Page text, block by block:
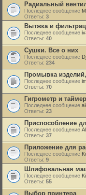
Радиальный
Последнее сообщение
Ответы: 3
Вытжка и
Последнее сообщение
Ответы: 40
Сушки. Все о них
Последнее сообщение
Ответы: 234
Промывка
Последнее сообщение
Ответы: 70
Гигрометр и
Последнее сообщение
Ответы: 23
Приспособление
Последнее сообщение
Ответы: 37
Приложение для
Последнее сообщение
Ответы: 9
Шлифовальная
Последнее сообщение
Ответы: 55
Выбор принтера